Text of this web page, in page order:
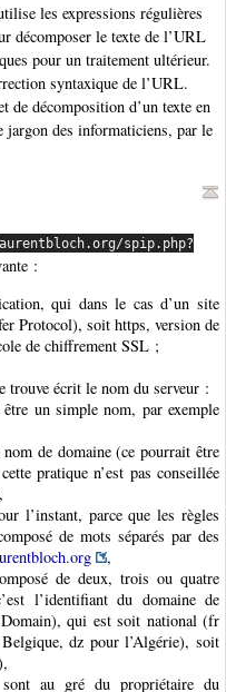
les expressions régulières
décomposer le texte de l’URL
pour un traitement ultérieur.
syntaxique de l’URL.
de décomposition d’un texte en
jargon des informaticiens, par le
spip.php?
:
qui dans le cas d’un site
Protocol), soit https, version de
de chiffrement SSL ;
trouve écrit le nom du serveur :
un simple nom, par exemple
de domaine (ce pourrait être
pratique n’est pas conseillée
l’instant, parce que les règles
de mots séparés par des
,
de deux, trois ou quatre
l’identifiant du domaine de
qui est soit national (fr
dz pour l’Algérie), soit
au gré du propriétaire du